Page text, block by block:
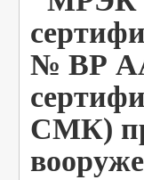
№ ВР
СМК)